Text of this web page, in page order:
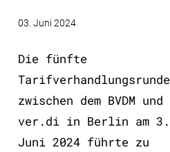
03. Juni 2024
Die fünfte
Tarifverhandlungsrunde
zwischen dem BVDM und
ver.di in Berlin am 3.
Juni 2024 führte zu